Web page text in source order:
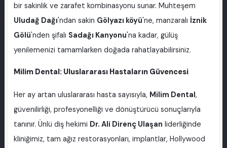
bir sakinlik ve zarafet kombinasyonu sunar. Muhteşem
Uludağ Dağı'ndan sakin Gölyazı köyü'ne, manzaralı İznik
Gölü'nden şifalı Sadağı Kanyonu'na kadar, gülüş
yenilemenizi tamamlarken doğada rahatlayabilirsiniz.
Milim Dental: Uluslararası Hastaların Güvencesi
Her ay artan uluslararası hasta sayısıyla, Milim Dental,
güvenilirliği, profesyonelliği ve dönüştürücü sonuçlarıyla
tanınır. Ünlü diş hekimi Dr. Ali Direnç Ulaşan liderliğinde
kliniğimiz, tam ağız restorasyonları, implantlar, Hollywood